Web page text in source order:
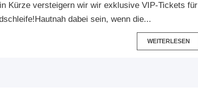
Kürze versteigern wir wir exklusive VIP-Tickets für
dabei sein, wenn die...
WEITERLESEN